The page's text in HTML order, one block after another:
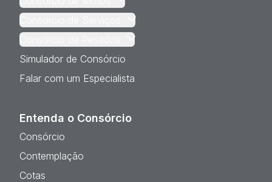
Consórcio de Serviços
Consórcio de Pesados
Simulador de Consórcio
Falar com um Especialista
Entenda o Consórcio
Consórcio
Contemplação
Cotas